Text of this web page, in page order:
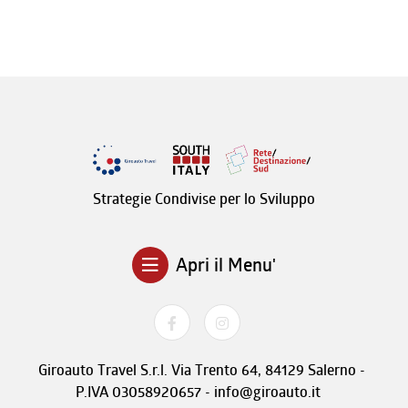
Strategie Condivise per lo Sviluppo
Apri il Menu'
Giroauto Travel S.r.l. Via Trento 64, 84129 Salerno -
P.IVA 03058920657 - info@giroauto.it